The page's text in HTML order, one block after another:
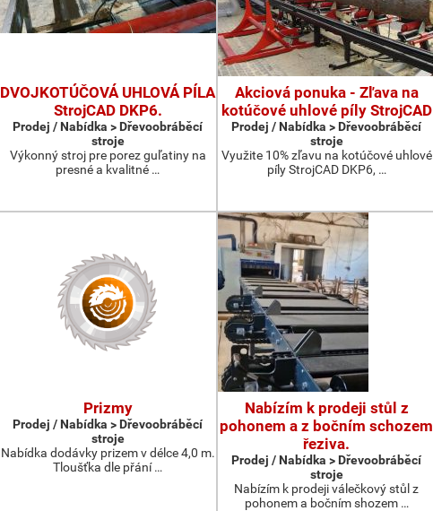
DVOJKOTÚČOVÁ UHLOVÁ PÍLA
StrojCAD DKP6.
Prodej / Nabídka > Dřevoobráběcí
stroje
Výkonný stroj pre porez guľatiny na
presné a kvalitné …
Akciová ponuka - Zľava na
kotúčové uhlové píly StrojCAD
Prodej / Nabídka > Dřevoobráběcí
stroje
Využite 10% zľavu na kotúčové uhlové
píly StrojCAD DKP6, …
Prizmy
Prodej / Nabídka > Dřevoobráběcí
stroje
Nabídka dodávky prizem v délce 4,0 m.
Tloušťka dle přání …
Nabízím k prodeji stůl z
pohonem a z bočním schozem
řeziva.
Prodej / Nabídka > Dřevoobráběcí
stroje
Nabízím k prodeji válečkový stůl z
pohonem a bočním shozem …